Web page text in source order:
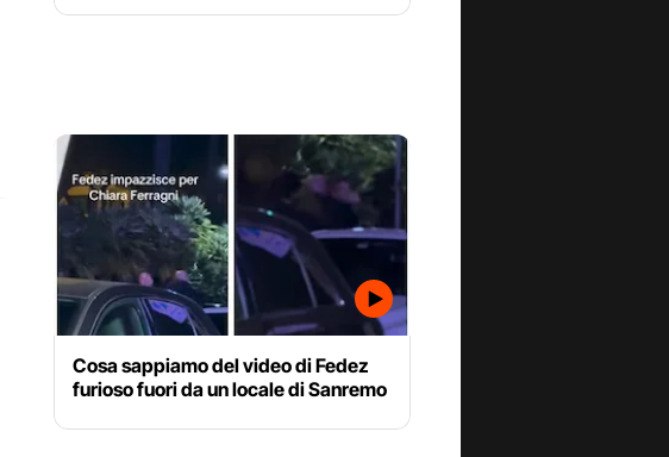
Cosa sappiamo del video di Fedez
furioso fuori da un locale di Sanremo